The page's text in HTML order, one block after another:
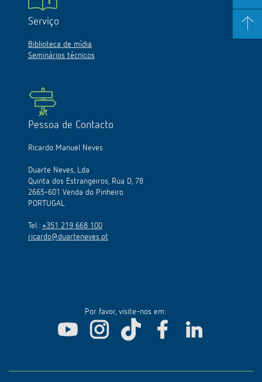
Serviço
Biblioteca de mídia
Seminários técnicos
Pessoa de Contacto
Ricardo Manuel Neves
Duarte Neves, Lda
Quinta dos Estrangeiros, Rua D, 78
2665-601 Venda do Pinheiro
PORTUGAL
Tel.: +351 219 668 100
ricardo@duarteneves.pt
Por favor, visite-nos em: